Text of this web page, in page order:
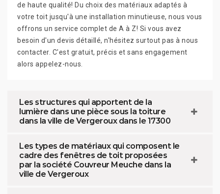
de haute qualité! Du choix des matériaux adaptés à
votre toit jusqu'à une installation minutieuse, nous vous
offrons un service complet de A à Z! Si vous avez
besoin d'un devis détaillé, n'hésitez surtout pas à nous
contacter. C'est gratuit, précis et sans engagement
alors appelez-nous.
Les structures qui apportent de la
lumière dans une pièce sous la toiture
dans la ville de Vergeroux dans le 17300
Les types de matériaux qui composent le
cadre des fenêtres de toit proposées
par la société Couvreur Meuche dans la
ville de Vergeroux